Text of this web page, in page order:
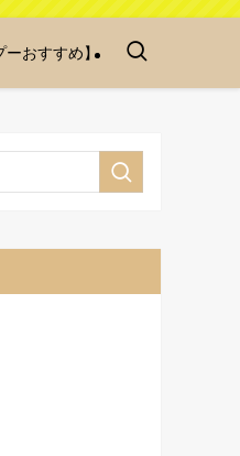
ーおすすめ】